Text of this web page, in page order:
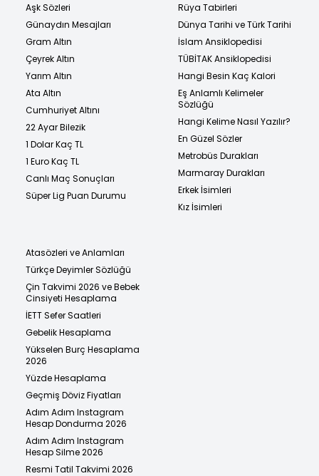
Aşk Sözleri
Günaydın Mesajları
Gram Altın
Çeyrek Altın
Yarım Altın
Ata Altın
Cumhuriyet Altını
22 Ayar Bilezik
1 Dolar Kaç TL
1 Euro Kaç TL
Canlı Maç Sonuçları
Süper Lig Puan Durumu
Rüya Tabirleri
Dünya Tarihi ve Türk Tarihi
İslam Ansiklopedisi
TÜBİTAK Ansiklopedisi
Hangi Besin Kaç Kalori
Eş Anlamlı Kelimeler
Sözlüğü
Hangi Kelime Nasıl Yazılır?
En Güzel Sözler
Metrobüs Durakları
Marmaray Durakları
Erkek İsimleri
Kız İsimleri
Atasözleri ve Anlamları
Türkçe Deyimler Sözlüğü
Çin Takvimi 2026 ve Bebek
Cinsiyeti Hesaplama
İETT Sefer Saatleri
Gebelik Hesaplama
Yükselen Burç Hesaplama
2026
Yüzde Hesaplama
Geçmiş Döviz Fiyatları
Adım Adım Instagram
Hesap Dondurma 2026
Adım Adım Instagram
Hesap Silme 2026
Resmi Tatil Takvimi 2026